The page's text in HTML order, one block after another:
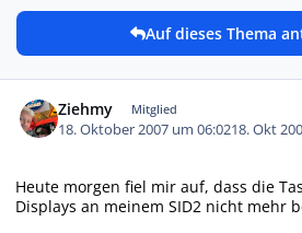
Auf dieses Thema
Ziehmy Mitglied
18. Oktober 2007 um 06:0218. Okt
Heute morgen fiel mir auf, dass die
Displays an meinem SID2 nicht mehr